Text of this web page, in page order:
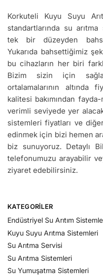
Korkuteli Kuyu Suyu
standartlarında su
tek bir düzeyden
Yukarıda bahsettiğimiz
bu cihazların her biri
Bizim sizin için
ortalamalarının
kalitesi bakımından
verimli seviyede yer
sistemleri fiyatları ve
edinmek için bizi hemen
biz sunuyoruz. Detaylı
telefonumuzu arayabilir
ziyaret edebilirsiniz.
KATEGORILER
Endüstriyel Su Arıtım
Kuyu Suyu Arıtma Sistemleri
Su Arıtma Servisi
Su Arıtma Sistemleri
Su Yumuşatma Sistemleri